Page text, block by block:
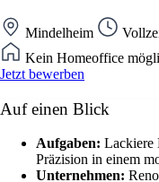
Mindelheim
Kein Homeoffice
Jetzt bewerben
Auf einen Blick
Aufgaben: Lackiere
Präzision in einem
Unternehmen: